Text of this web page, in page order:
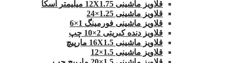
قلاویز ماشینی 12X1.75 میلیمتر اسکا
قلاویز ماشینی 1.25×24
قلاویز ماشینی فورمینگ 1×6
قلاویز دنده کبریتی 2×10 چپ
قلاویز ماشینی 16X1.5 مارپیچ
قلاویز ماشینی 1.5×12